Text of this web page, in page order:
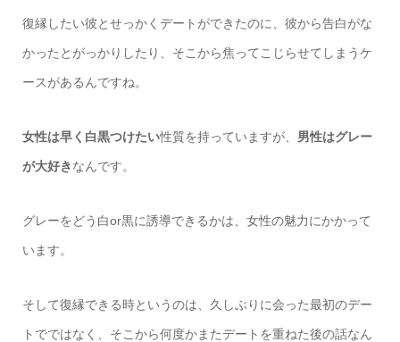
復縁したい彼とせっかくデートができたのに、彼から告白がな
かったとがっかりしたり、そこから焦ってこじらせてしまうケ
ースがあるんですね。
女性は早く白黒つけたい性質を持っていますが、 男性はグレー
が大好きなんです。
グレーをどう白or黒に誘導できるかは、女性の魅力にかかって
います。
そして復縁できる時というのは、久しぶりに会った最初のデー
トでではなく、そこから何度かまたデートを重ねた後の話なん